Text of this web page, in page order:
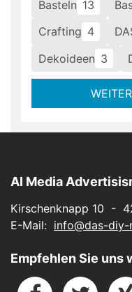
Basteln 13
Crafting 4
Dekoideen 3
AI Media
Kirschenknapp 10 -
E-Mail: info@das-diy-
Empfehlen Sie uns